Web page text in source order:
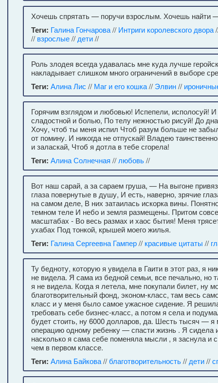
Хочешь спрятать — поручи взрослым. Хочешь найти
Теги: Галина Гончарова// Интриги королевского двора
// взрослые// дети//
Роль злодея всегда удавалась мне куда лучше
накладывает слишком много ограничений в выборе
Теги: Алина Лис // Маг и его кошка// Элвин//
Горячим взглядом и любовью! Испепели, исполосуй!
сладостной и болью, По телу нежностью рисуй! До
Хочу, чтоб ты меня испил Чтоб разум больше не
от помину. И никогда не отпускай! Владею
и заласкай, Чтоб я дотла в тебе сгорела!
Теги: Алина Солнечная // любовь//
Вот наш сарай, а за сараем груша, — На выгоне
глаза повернутые в душу, И есть, наверно, зрячие
на самом деле, В них затаилась искорка вины.
темном теле И небо и земля размещены. Притом
масштабах - Во весь размах и хаос бытия! Меня
ухабах Под тонкой, крышей моего жилья.
Теги: Галина Сергеевна Гампер// красивые цитаты //
Ту бедноту, которую я увидела в Гаити в этот раз, я
не видела. Я сама из бедной семьи, все печально, но
я не видела. Когда я летела, мне покупали билет, ну
благотворительный фонд, эконом-класс, там весь
класс и у меня было самое ужасное сидение. Я
требовать себе бизнес-класс, а потом я села и
будет стоить, ну 6000 долларов, да. Шесть тысяч — я
операцию одному ребенку — спасти жизнь . Я сидела
насколько я сама себе поменяла мысли , я заснула и
чем в первом классе.
Теги: Алина Байкова//благотворительность// дети//